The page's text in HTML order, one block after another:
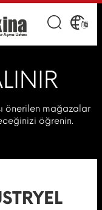
önerilen mağazalar
öğrenin.